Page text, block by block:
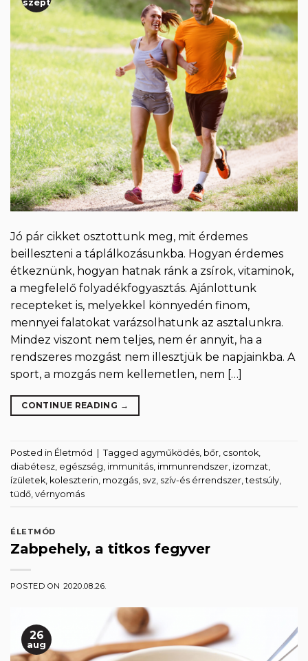
szept
Jó pár cikket osztottunk meg, mit érdemes
beilleszteni a táplálkozásunkba. Hogyan érdemes
étkeznünk, hogyan hatnak ránk a zsírok, vitaminok,
a megfelelő folyadékfogyasztás. Ajánlottunk
recepteket is, melyekkel könnyedén finom,
mennyei falatokat varázsolhatunk az asztalunkra.
Mindez viszont nem teljes, nem ér annyit, ha a
rendszeres mozgást nem illesztjük be napjainkba. A
sport, a mozgás nem kellemetlen, nem […]
CONTINUE READING →
Posted in Életmód Tagged agyműködés bőr csontok
diabétesz egészség immunitás immunrendszer izomzat
ízületek koleszterin mozgás svz szív-és érrendszer ,testsúly
tüdő vérnyomás
ÉLETMÓD
Zabpehely, a titkos fegyver
POSTED ON 2020.08.26.
26
aug